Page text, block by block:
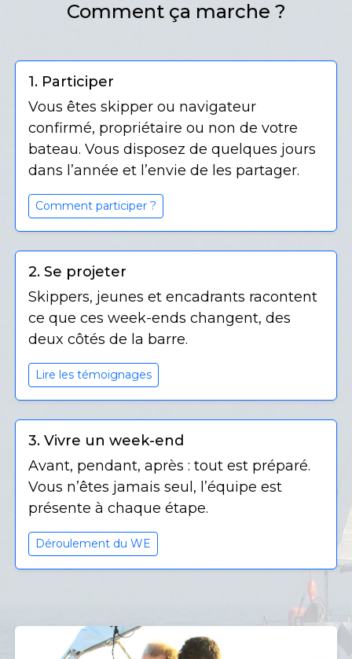
Comment ça marche ?
1. Participer
Vous êtes skipper ou navigateur
confirmé, propriétaire ou non de votre
bateau. Vous disposez de quelques jours
dans l’année et l’envie de les partager.
Comment participer ?
2. Se projeter
Skippers, jeunes et encadrants racontent
ce que ces week-ends changent, des
deux côtés de la barre.
Lire les témoignages
3. Vivre un week-end
Avant, pendant, après : tout est préparé.
Vous n’êtes jamais seul, l’équipe est
présente à chaque étape.
Déroulement du WE